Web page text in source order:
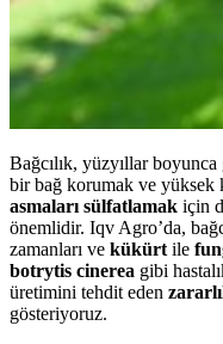
Bağcılık, yüzyıllar
bir bağ korumak ve yüksek
asmaları sülfatlamak için
önemlidir. Iqv Agro’da,
zamanları ve kükürt ile
botrytis cinerea gibi
üretimini tehdit eden
gösteriyoruz.